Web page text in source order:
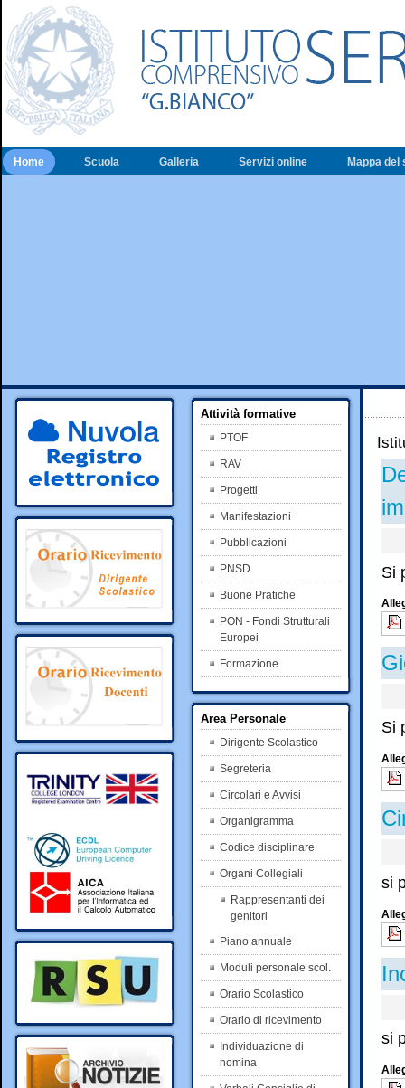
Home Scuola Galleria Servizi online Mappa del
Si
Si
si
si
Attività formative
PTOF
RAV
Progetti
Manifestazioni
Pubblicazioni
PNSD
Buone Pratiche
PON - Fondi Strutturali
Europei
Formazione
Area Personale
Dirigente Scolastico
Segreteria
Circolari e Avvisi
Organigramma
Codice disciplinare
Organi Collegiali
Rappresentanti dei
genitori
Piano annuale
Moduli personale scol.
Orario Scolastico
Orario di ricevimento
Individuazione di
nomina